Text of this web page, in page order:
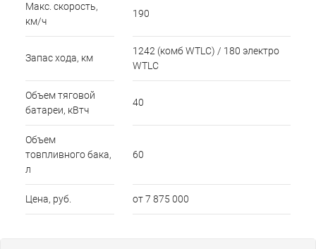
Макс. скорость,
км/ч
190
Запас хода, км
1242 (комб WTLC) / 180 электро
WTLC
Объем тяговой
батареи, кВтч
40
Объем
товпливного бака,
л
60
Цена, руб. от 7 875 000